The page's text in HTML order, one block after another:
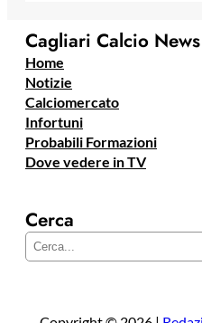
Cagliari Calcio News
Home
Notizie
Calciomercato
Infortuni
Probabili Formazioni
Dove vedere in TV
Cerca